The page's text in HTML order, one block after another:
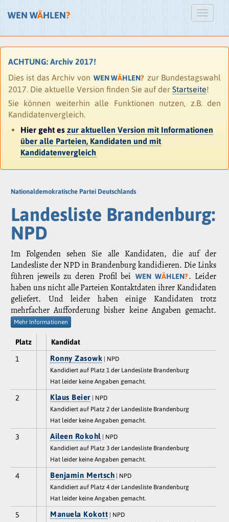
WEN WÄHLEN?
ACHTUNG: Archiv 2017!
Dies ist das Archiv von WEN WÄHLEN? zur Bundestagswahl
2017. Die aktuelle Version finden Sie auf der Startseite!
Sie können weiterhin alle Funktionen nutzen, z.B. den
Kandidatenvergleich.
Hier geht es zur aktuellen Version mit Informationen
über alle Parteien, Kandidaten und mit
Kandidatenvergleich
Nationaldemokratische Partei Deutschlands
Landesliste Brandenburg:
NPD
Im Folgenden sehen Sie alle Kandidaten, die auf der
Landesliste der NPD in Brandenburg kandidieren. Die Links
führen jeweils zu deren Profil bei
WEN WÄHLEN?. Leider
haben uns nicht alle Parteien Kontaktdaten ihrer Kandidaten
geliefert. Und leider haben einige Kandidaten trotz
mehrfacher Aufforderung bisher keine Angaben gemacht.
Mehr Informationen
Platz Kandidat
1 Ronny Zasowk | NPD
Kandidiert auf Platz 1 der Landesliste Brandenburg
Hat leider keine Angaben gemacht.
2 Klaus Beier| NPD
Kandidiert auf Platz 2 der Landesliste Brandenburg
Hat leider keine Angaben gemacht.
3 Aileen Rokohl| NPD
Kandidiert auf Platz 3 der Landesliste Brandenburg
Hat leider keine Angaben gemacht.
4 Benjamin Mertsch | NPD
Kandidiert auf Platz 4 der Landesliste Brandenburg
Hat leider keine Angaben gemacht.
5 Manuela Kokott | NPD